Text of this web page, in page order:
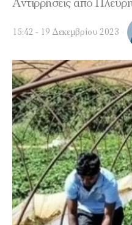
Αντιρρήσεις από
15:42 - 19 Δεκεμβρίου 2023